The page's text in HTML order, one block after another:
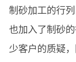
制砂加工的行
也加入了制砂
少客户的质疑